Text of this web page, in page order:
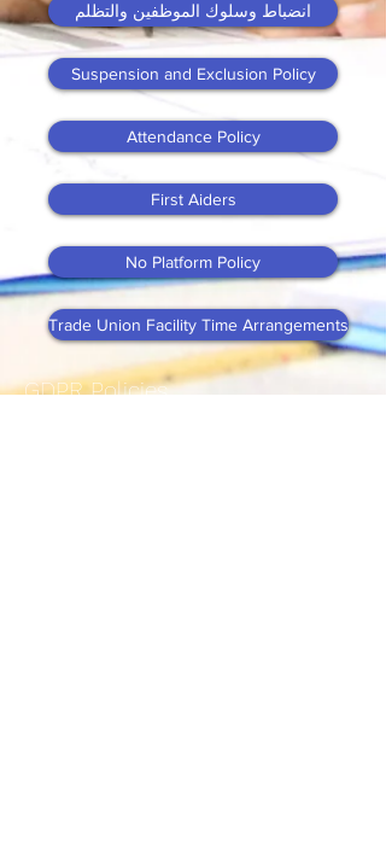
انضباط وسلوك الموظفين والتظلم
Suspension and Exclusion Policy
Attendance Policy
First Aiders
No Platform Policy
Trade Union Facility Time Arrangements
GDPR Policies